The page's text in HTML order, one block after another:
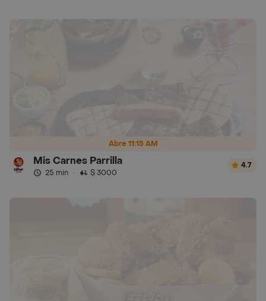
Abre 11:15 AM
Mis Carnes Parrilla
25 min · $ 3000
4.7